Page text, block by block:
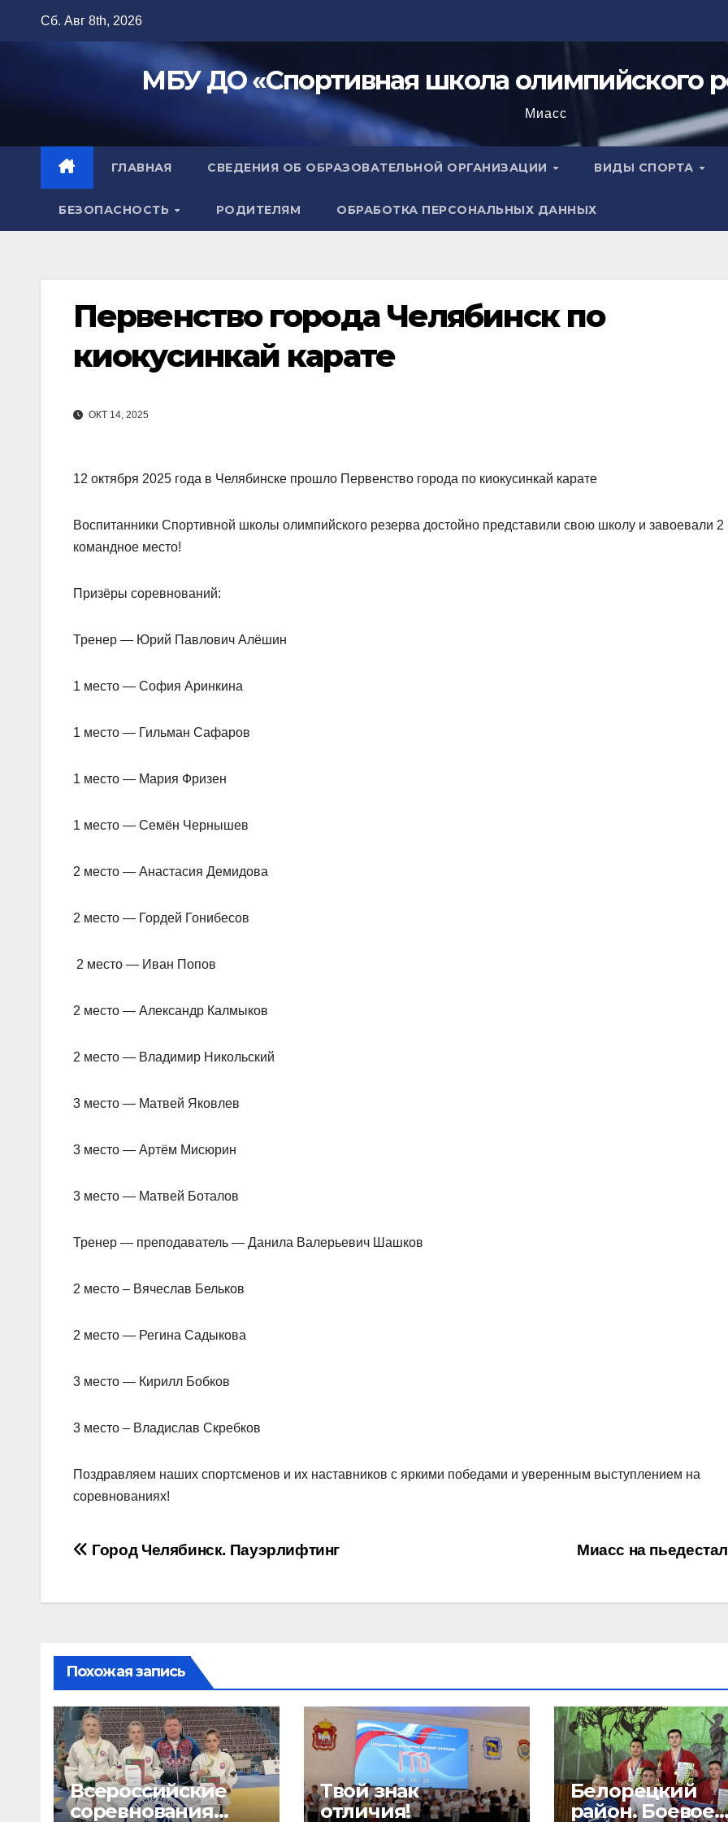
Сб. Авг 8th, 2026
МБУ ДО «Спортивная школа олимпийского
Миасс
ГЛАВНАЯ СВЕДЕНИЯ ОБ ОБРАЗОВАТЕЛЬНОЙ ОРГАНИЗАЦИИ ВИДЫ СПОРТА
БЕЗОПАСНОСТЬ РОДИТЕЛЯМ ОБРАБОТКА ПЕРСОНАЛЬНЫХ ДАННЫХ
Первенство города Челябинск по
киокусинкай карате
ОКТ 14, 2025
12 октября 2025 года в Челябинске прошло Первенство города по киокусинкай карате
Воспитанники Спортивной школы олимпийского резерва достойно представили свою школу и завоевали 2
командное место!
Призёры соревнований:
Тренер — Юрий Павлович Алёшин
1 место — София Аринкина
1 место — Гильман Сафаров
1 место — Мария Фризен
1 место — Семён Чернышев
2 место — Анастасия Демидова
2 место — Гордей Гонибесов
2 место — Иван Попов
2 место — Александр Калмыков
2 место — Владимир Никольский
3 место — Матвей Яковлев
3 место — Артём Мисюрин
3 место — Матвей Боталов
Тренер — преподаватель — Данила Валерьевич Шашков
2 место – Вячеслав Бельков
2 место — Регина Садыкова
3 место — Кирилл Бобков
3 место – Владислав Скребков
Поздравляем наших спортсменов и их наставников с яркими победами и уверенным выступлением на
соревнованиях!
Навигация
Миасс на
Город Челябинск. Пауэрлифтинг
Похожая запись
Всероссийские
соревнования
Твой знак
отличия!
Белорецкий
район. Боевое